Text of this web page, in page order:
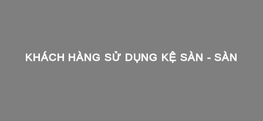
KHÁCH HÀNG SỬ DỤNG KỆ SÀN - SÀN